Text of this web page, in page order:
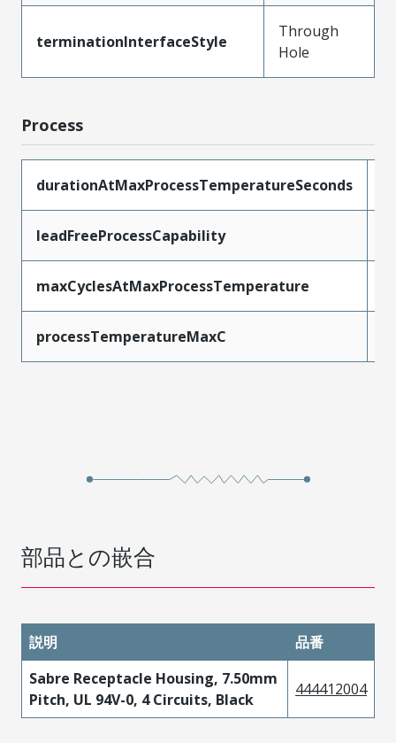
terminationInterfaceStyle
Through
Hole
Process
durationAtMaxProcessTemperatureSeconds
leadFreeProcessCapability
maxCyclesAtMaxProcessTemperature
processTemperatureMaxC
部品との嵌合
説明
品番
Sabre Receptacle Housing, 7.50mm
Pitch, UL 94V-0, 4 Circuits, Black
444412004